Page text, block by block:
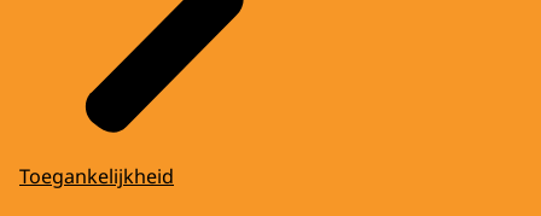
Toegankelijkheid